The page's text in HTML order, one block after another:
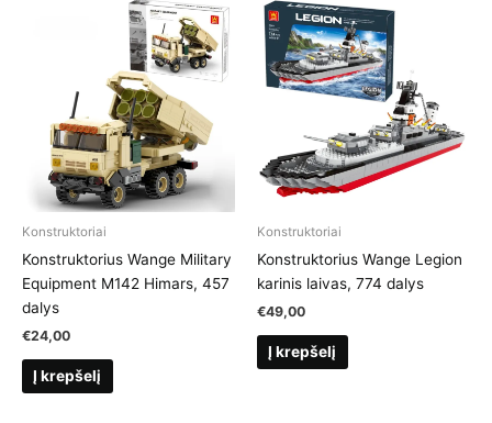
Konstruktoriai
Konstruktorius Wange Military
Equipment M142 Himars, 457
dalys
€24,00
Į krepšelį
Konstruktoriai
Konstruktorius Wange Legion
karinis laivas, 774 dalys
€49,00
Į krepšelį